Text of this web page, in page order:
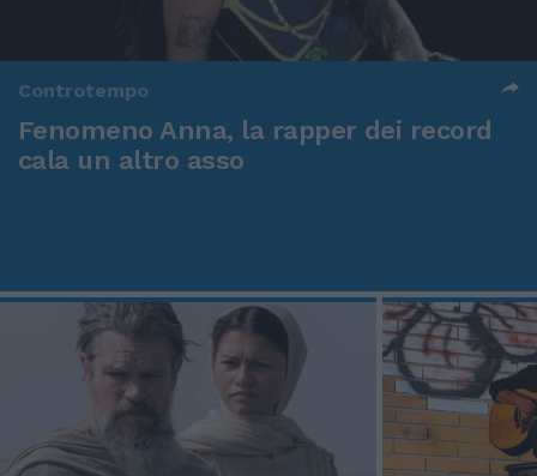
Controtempo
Fenomeno Anna, la rapper dei record
cala un altro asso